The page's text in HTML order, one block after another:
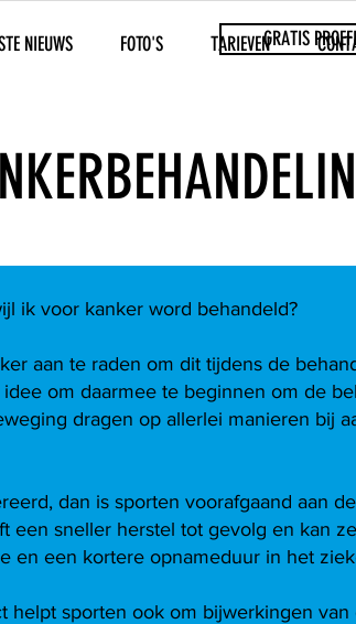
NIEUWS FOTO'S TARIEVENGRATIS
ik voor kanker word behandeld?
aan te raden om dit tijdens de
om daarmee te beginnen om de
dragen op allerlei manieren bij
dan is sporten voorafgaand aan
een sneller herstel tot gevolg en kan
en een kortere opnameduur in het
helpt sporten ook om bijwerkingen